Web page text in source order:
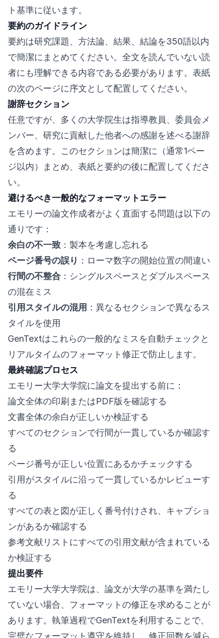
ト基準に従います。
要約のガイドライン
要約は研究課題、方法論、結果、結論を350語以内
で簡潔にまとめてください。全文を読んでいない読
者にも理解できる内容である必要があります。表紙
の次のページに序文として配置してください。
謝辞セクション
任意ですが、多くの大学院生は指導教員、委員会メ
ンバー、研究に貢献した他者への感謝を述べる謝辞
を含めます。このセクションは簡潔に（通常1ペー
ジ以内）まとめ、表紙と要約の後に配置してくださ
い。
避けるべき一般的なフォーマットエラー
エモリーの論文作成者がよく直面する問題は以下の
通りです：
余白の不一致 ：製本を考慮し忘れる
ページ番号の誤り ：ローマ数字の開始位置の間違い
行間の不整合 ：シングルスペースとダブルスペース
の混在ミス
引用スタイルの混用 ：異なるセクションで異なるス
タイルを使用
GenTextはこれらの一般的なミスを自動チェックと
リアルタイムのフォーマット修正で防止します。
最終確認プロセス
エモリー大学大学院に論文を提出する前に：
論文全体の印刷またはPDF版を確認する
文書全体の余白が正しいか検証する
すべてのセクションで行間が一貫しているか確認す
る
ページ番号が正しい位置にあるかチェックする
引用がスタイルに沿って一貫しているかレビューす
る
すべての表と図が正しく番号付けされ、キャプショ
ンがあるか確認する
参考文献リストにすべての引用文献が含まれている
か検証する
提出要件
エモリー大学大学院は、論文が大学の基準を満たし
ていない場合、フォーマットの修正を求めることが
あります。執筆過程でGenTextを利用することで、
完璧なフォーマット遵守を維持し、修正回数を減ら